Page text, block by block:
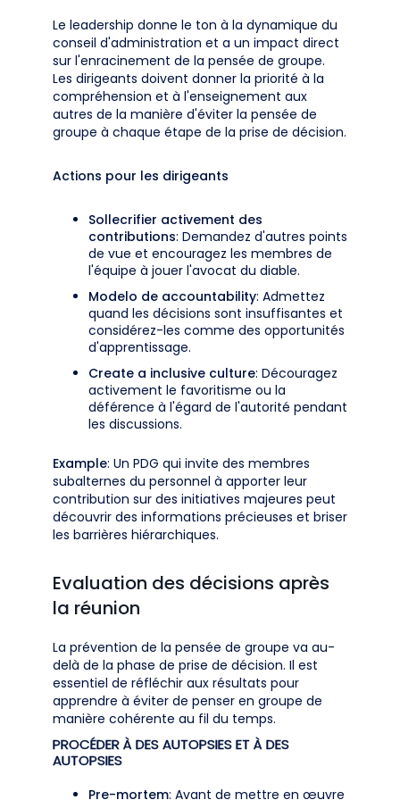
Le leadership donne le ton à la dynamique du
conseil d'administration et a un impact direct
sur l'enracinement de la pensée de groupe.
Les dirigeants doivent donner la priorité à la
compréhension et à l'enseignement aux
autres de la manière d'éviter la pensée de
groupe à chaque étape de la prise de décision.
Actions pour les dirigeants
Sollecrifier activement des
contributions: Demandez d'autres points
de vue et encouragez les membres de
l'équipe à jouer l'avocat du diable.
Modelo de accountability: Admettez
quand les décisions sont insuffisantes et
considérez-les comme des opportunités
d'apprentissage.
Create a inclusive culture: Découragez
activement le favoritisme ou la
déférence à l'égard de l'autorité pendant
les discussions.
Example: Un PDG qui invite des membres
subalternes du personnel à apporter leur
contribution sur des initiatives majeures peut
découvrir des informations précieuses et briser
les barrières hiérarchiques.
Evaluation des décisions après
la réunion
La prévention de la pensée de groupe va au-
delà de la phase de prise de décision. Il est
essentiel de réfléchir aux résultats pour
apprendre à éviter de penser en groupe de
manière cohérente au fil du temps.
PROCÉDER À DES AUTOPSIES ET À DES
AUTOPSIES
Pre-mortem: Avant de mettre en œuvre